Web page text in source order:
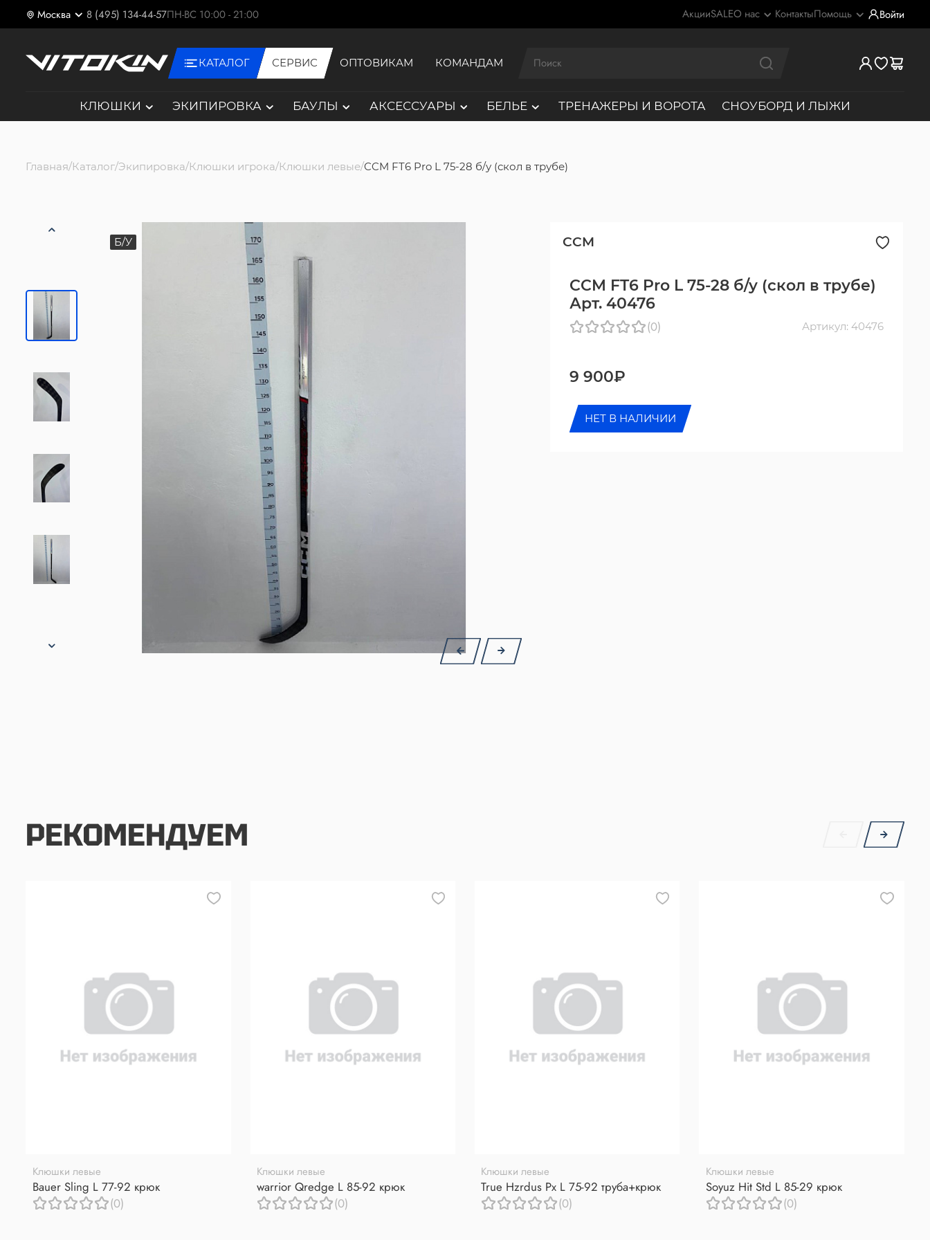
Москва 8 (495) 134-44-57ПН-ВС 10:00 - 21:00 АкцииSALEО нас КонтактыПомощь Войти
КАТАЛОГ СЕРВИС ОПТОВИКАМ КОМАНДАМ
КЛЮШКИ ЭКИПИРОВКА БАУЛЫ АКСЕССУАРЫ БЕЛЬЕ ТРЕНАЖЕРЫ И ВОРОТА СНОУБОРД И ЛЫЖИ
Главная Каталог Экипировка Клюшки игрока Клюшки левые CCM FT6 Pro L 75-28 б/у (скол в трубе)
Б/У CCM
CCM FT6 Pro L 75-28 б/у (скол в трубе)
Арт. 40476
(0) Артикул: 40476
9 900₽
НЕТ В НАЛИЧИИ
РЕКОМЕНДУЕМ
Клюшки левые
Bauer Sling L 77-92 крюк
(0)
Клюшки левые
warrior Qredge L 85-92 крюк
(0)
Клюшки левые
True Hzrdus Px L 75-92 труба+крюк
(0)
Клюшки левые
Soyuz Hit Std L 85-29 крюк
(0)